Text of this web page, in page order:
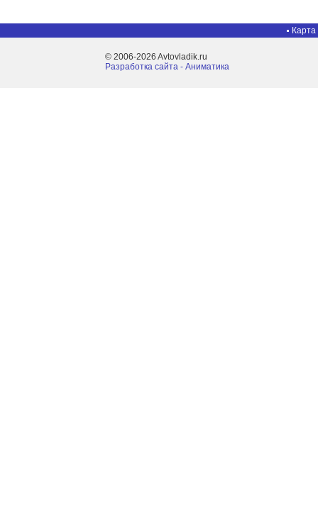
Карта
© 2006-2026 Avtovladik.ru
Разработка сайта - Aниматика